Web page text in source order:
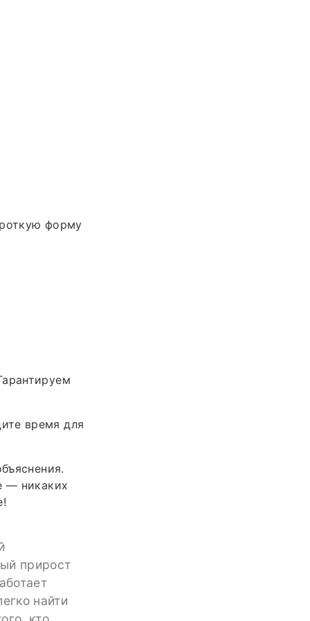
форму
время для
— никаких
прирост
найти